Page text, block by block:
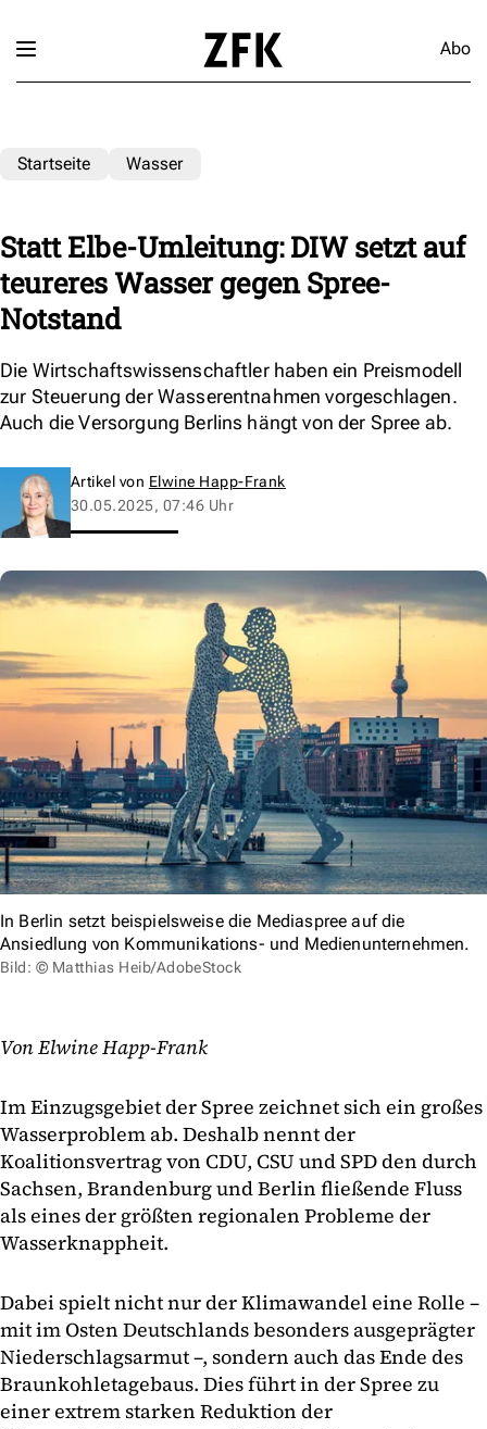
Abo
Startseite Wasser
Statt Elbe-Umleitung: DIW setzt auf
teureres Wasser gegen Spree-
Notstand
Die Wirtschaftswissenschaftler haben ein Preismodell
zur Steuerung der Wasserentnahmen vorgeschlagen.
Auch die Versorgung Berlins hängt von der Spree ab.
Artikel von Elwine Happ-Frank
30.05.2025, 07:46 Uhr
In Berlin setzt beispielsweise die Mediaspree auf die
Ansiedlung von Kommunikations- und Medienunternehmen.
Bild: © Matthias Heib/AdobeStock
Von Elwine Happ-Frank
Im Einzugsgebiet der Spree zeichnet sich ein großes
Wasserproblem ab. Deshalb nennt der
Koalitionsvertrag von CDU, CSU und SPD den durch
Sachsen, Brandenburg und Berlin fließende Fluss
als eines der größten regionalen Probleme der
Wasserknappheit.
Dabei spielt nicht nur der Klimawandel eine Rolle –
mit im Osten Deutschlands besonders ausgeprägter
Niederschlagsarmut –, sondern auch das Ende des
Braunkohletagebaus. Dies führt in der Spree zu
einer extrem starken Reduktion der